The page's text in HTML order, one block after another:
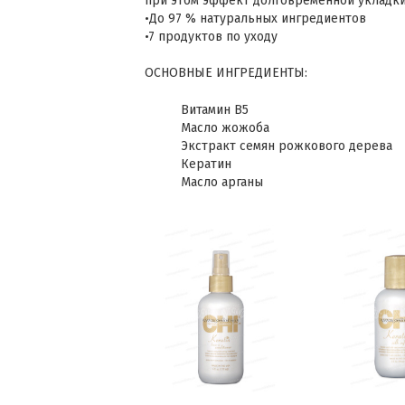
•До 97 % натуральных ингредиентов
•7 продуктов по уходу
ОСНОВНЫЕ ИНГРЕДИЕНТЫ:
Витамин B5
Масло жожоба
Экстракт семян рожкового дерева
Кератин
Масло арганы